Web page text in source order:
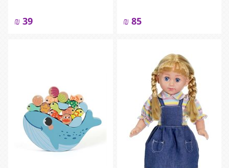
85
₪
39
₪